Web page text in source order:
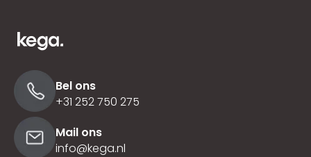
Bel ons
+31 252 750 275
Mail ons
info@kega.nl